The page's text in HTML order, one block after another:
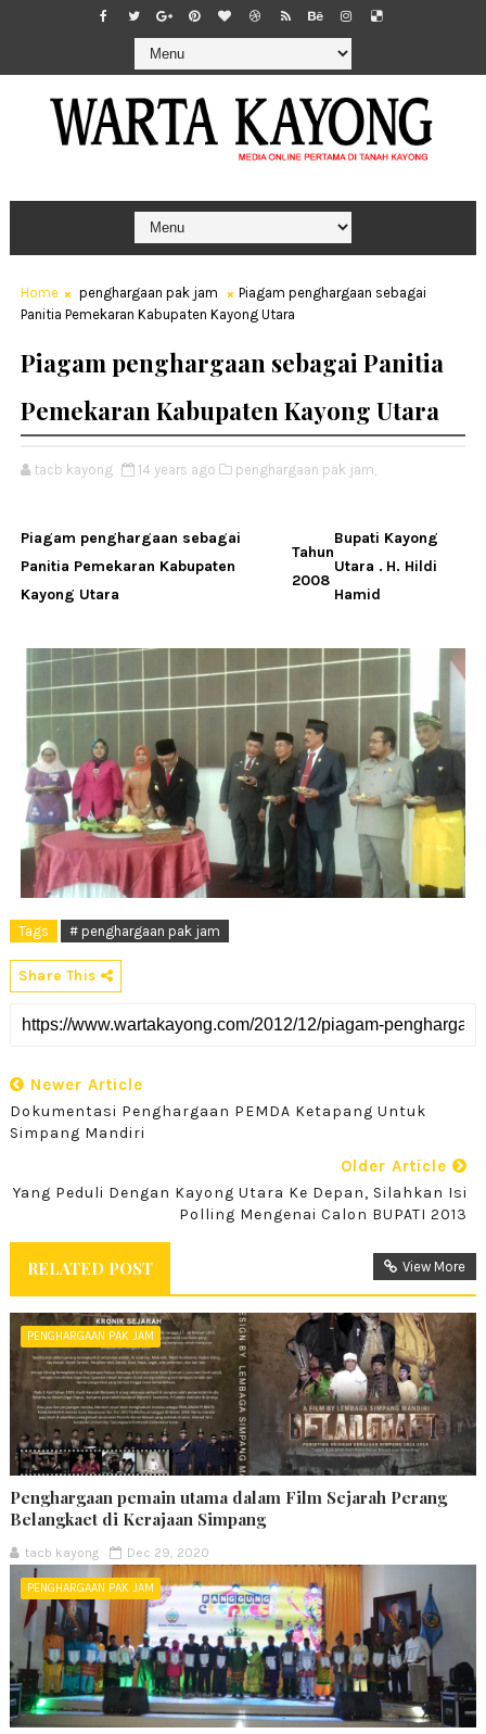
Home penghargaan pak jam
Piagam penghargaan sebagai
Panitia Pemekaran Kabupaten Kayong Utara
Piagam penghargaan sebagai Panitia
Pemekaran Kabupaten Kayong Utara
tacb kayong 14 years ago penghargaan pak jam,
Piagam penghargaan sebagai
Panitia Pemekaran Kabupaten
Kayong Utara
Tahun
2008
Bupati Kayong
Utara . H. Hildi
Hamid
Tags # penghargaan pak jam
Share This
Newer Article
Dokumentasi Penghargaan PEMDA Ketapang Untuk
Simpang Mandiri
Older Article
Yang Peduli Dengan Kayong Utara Ke Depan, Silahkan Isi
Polling Mengenai Calon BUPATI 2013
RELATED POST View More
PENGHARGAAN PAK JAM
Penghargaan pemain utama dalam Film Sejarah Perang
Belangkaet di Kerajaan Simpang
tacb kayong Dec 29, 2020
PENGHARGAAN PAK JAM